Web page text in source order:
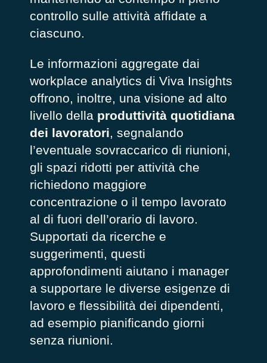
controllo sulle attività affidate a
ciascuno.
Le informazioni aggregate dai
workplace analytics di Viva Insights
offrono, inoltre, una visione ad alto
livello della produttività quotidiana
dei lavoratori, segnalando
l’eventuale sovraccarico di riunioni,
gli spazi ridotti per attività che
richiedono maggiore
concentrazione o il tempo lavorato
al di fuori dell’orario di lavoro.
Supportati da ricerche e
suggerimenti, questi
approfondimenti aiutano i manager
a supportare le diverse esigenze di
lavoro e flessibilità dei dipendenti,
ad esempio pianificando giorni
senza riunioni.